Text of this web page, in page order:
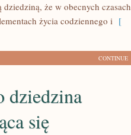
że w obecnych czasach
życia codziennego i [
CONTINUE
dziedzina
się